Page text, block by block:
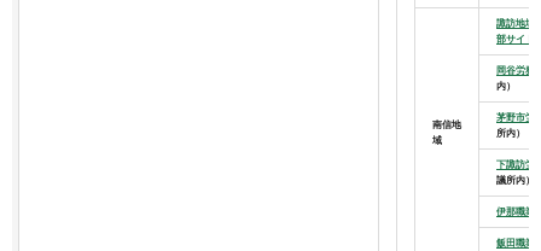
南信地
域
諏訪地域
部サイト
岡谷労務
内）
茅野市労
所内）
下諏訪労
議所内）
伊那職業
飯田職業